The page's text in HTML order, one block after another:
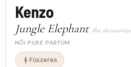
Kenzo
Jungle Elephant illat alternatívája
NŐI PURE PARFÜM
Fűszeres